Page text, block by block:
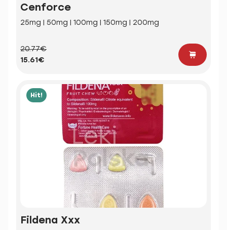
Cenforce
25mg | 50mg | 100mg | 150mg | 200mg
20.77€
15.61€
Hit!
Fildena Xxx